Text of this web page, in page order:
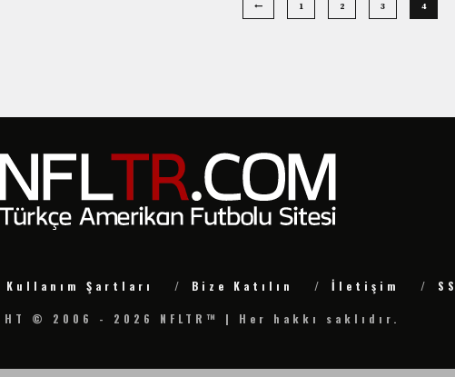
1 2 3 4
Kullanım Şartları Bize Katılın İletişim
© 2006 - 2026 NFLTR™ | Her hakkı saklıdır.